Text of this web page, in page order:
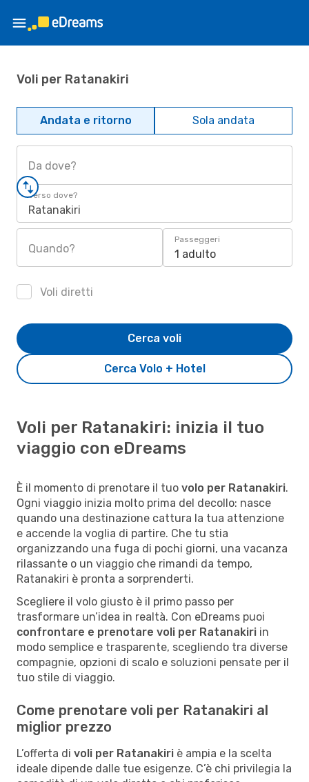
Voli per Ratanakiri
Andata e ritorno Sola andata
Da dove?
Verso dove?
Ratanakiri
Quando?
Passeggeri
1 adulto
Voli diretti
Cerca Volo + Hotel
Cerca voli
Voli per Ratanakiri: inizia il tuo
viaggio con eDreams
È il momento di prenotare il tuo volo per Ratanakiri.
Ogni viaggio inizia molto prima del decollo: nasce
quando una destinazione cattura la tua attenzione
e accende la voglia di partire. Che tu stia
organizzando una fuga di pochi giorni, una vacanza
rilassante o un viaggio che rimandi da tempo,
Ratanakiri è pronta a sorprenderti.
Scegliere il volo giusto è il primo passo per
trasformare un’idea in realtà. Con eDreams puoi
confrontare e prenotare voli per Ratanakiri in
modo semplice e trasparente, scegliendo tra diverse
compagnie, opzioni di scalo e soluzioni pensate per il
tuo stile di viaggio.
Come prenotare voli per Ratanakiri al
miglior prezzo
L’offerta di voli per Ratanakiri è ampia e la scelta
ideale dipende dalle tue esigenze. C’è chi privilegia la